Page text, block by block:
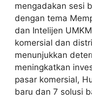
mengadakan sesi
dengan tema
dan Intelijen
komersial dan
menunjukkan
meningkatkan
pasar komersial,
baru dan 7 solusi